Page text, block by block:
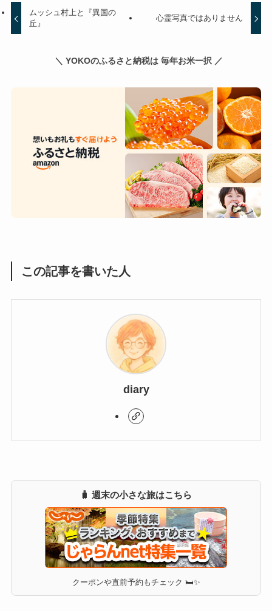
ムッシュ村上と『異国の
丘』
心霊写真ではありません
＼ YOKOのふるさと納税は 毎年お米一択 ／
この記事を書いた人
diary
🧳 週末の小さな旅はこちら
クーポンや直前予約もチェック 🛏✨